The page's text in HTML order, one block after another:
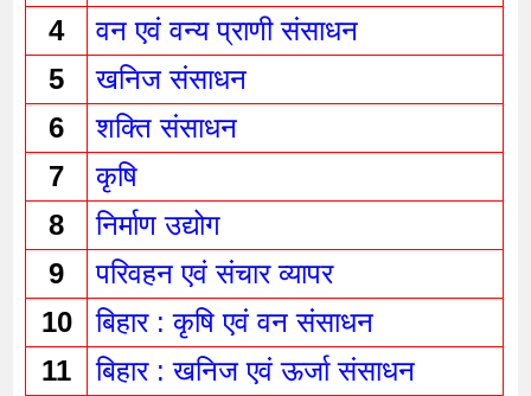
4
वन एवं वन्य प्राणी संसाधन
5
खनिज संसाधन
6
शक्ति संसाधन
7
कृषि
8
निर्माण उद्योग
9
परिवहन एवं संचार व्यापर
10
बिहार : कृषि एवं वन संसाधन
11
बिहार : खनिज एवं ऊर्जा संसाधन